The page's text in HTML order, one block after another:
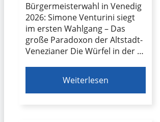
Bürgermeisterwahl in Venedig
2026: Simone Venturini siegt
im ersten Wahlgang – Das
große Paradoxon der Altstadt-
Venezianer Die Würfel in der …
Weiterlesen